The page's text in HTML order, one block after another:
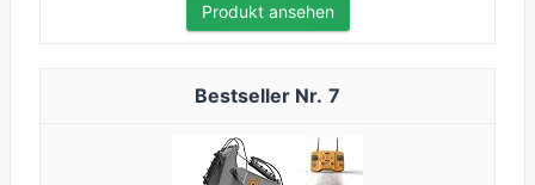
Produkt ansehen
7